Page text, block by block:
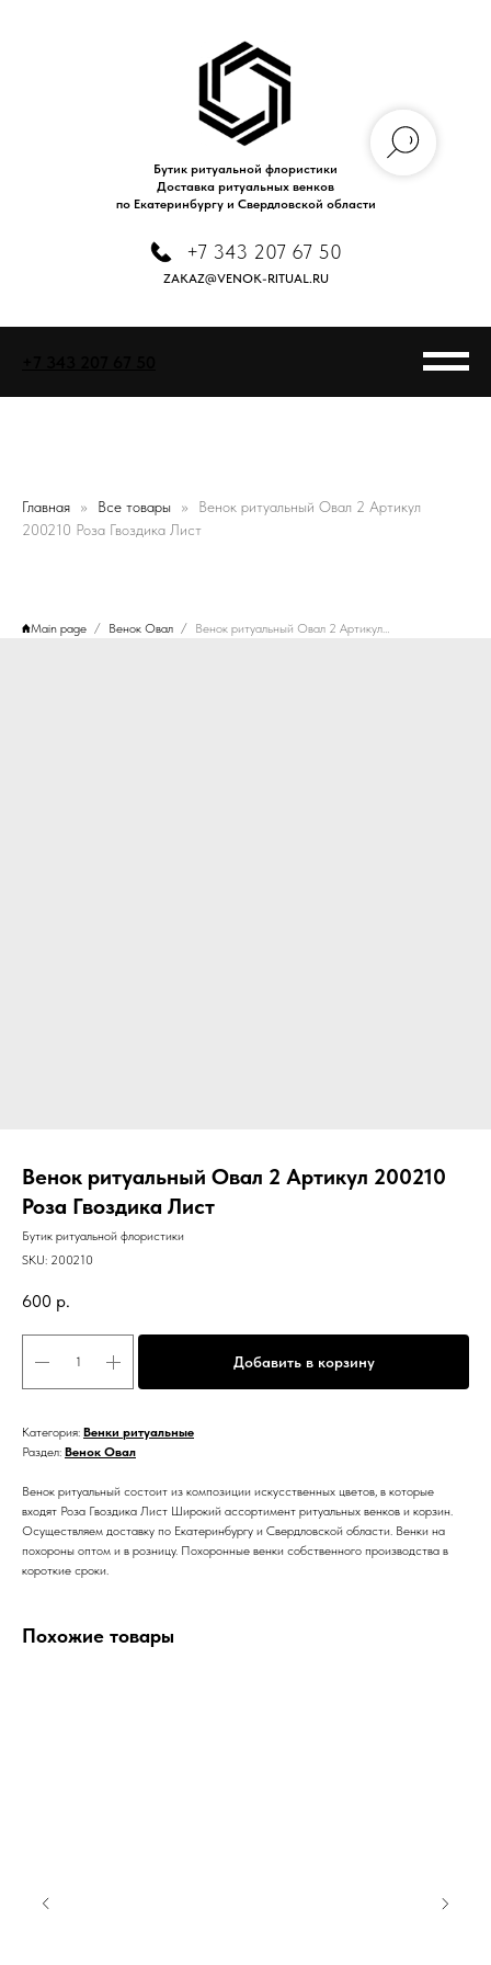
Бутик ритуальной флористики
Доставка ритуальных венков
по Екатеринбургу и Свердловской области
+7 343 207 67 50
ZAKAZ@VENOK-RITUAL.RU
Главная Все товары
Венок ритуальный Овал 2 Артикул
200210 Роза Гвоздика Лист
Main page Венок Овал Венок ритуальный Овал 2 Артикул 200210 Роза Гвоздика Лист
Венок ритуальный Овал 2 Артикул 200210
Роза Гвоздика Лист
Бутик ритуальной флористики
SKU: 200210
600 р.
Добавить в корзину
Категория: Венки ритуальные
Раздел: Венок Овал
Венок ритуальный состоит из композиции искусственных цветов, в которые
входят Роза Гвоздика Лист Широкий ассортимент ритуальных венков и корзин.
Осуществляем доставку по Екатеринбургу и Свердловской области. Венки на
похороны оптом и в розницу. Похоронные венки собственного производства в
короткие сроки.
Похожие товары